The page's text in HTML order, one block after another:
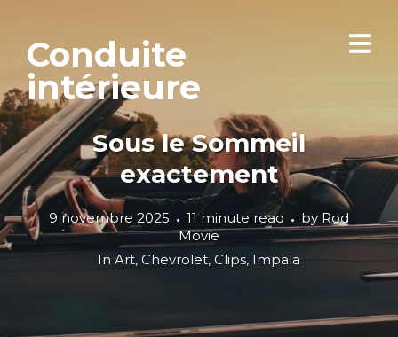
Conduite
intérieure
Sous le Sommeil
exactement
9 novembre 2025 11 minute read by Rod
Movie
In Art, Chevrolet, Clips, Impala